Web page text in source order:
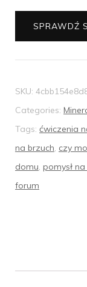
SPRAWDŹ
SKU:
Categories:
Tags: ćwiczenia
na brzuch, czy
domu, pomysł
forum